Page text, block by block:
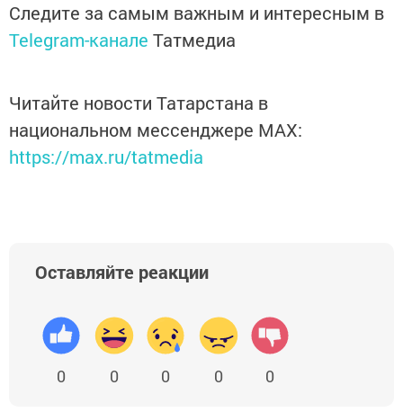
Следите за самым важным и интересным в
Telegram-канале Татмедиа
Читайте новости Татарстана в
национальном мессенджере MАХ:
https://max.ru/tatmedia
Оставляйте реакции
0 0 0 0 0